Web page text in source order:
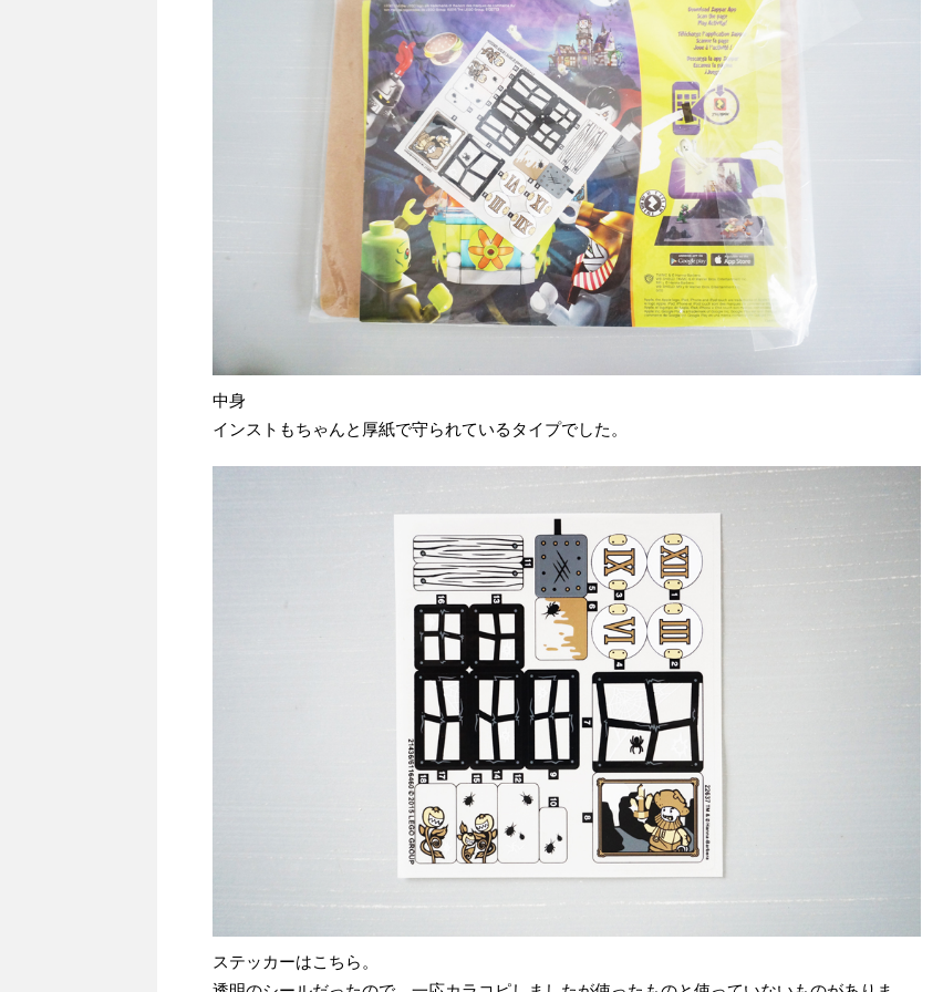
中身
インストもちゃんと厚紙で守られているタイプでした。
ステッカーはこちら。